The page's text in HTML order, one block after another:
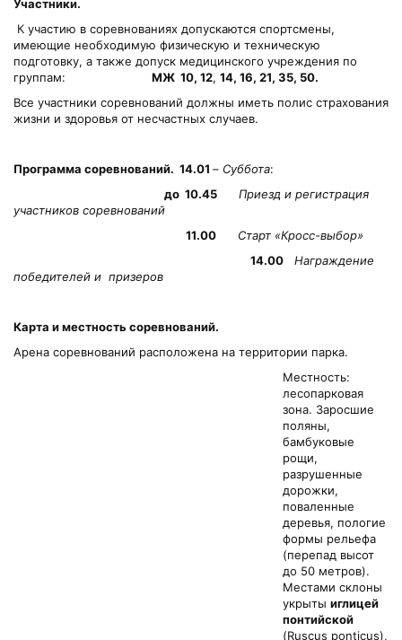
Участники.
К участию в соревнованиях допускаются спортсмены,
имеющие необходимую физическую и техническую
подготовку, а также допуск медицинского учреждения по
группам: МЖ 10, 12, 14, 16, 21, 35, 50.
Все участники соревнований должны иметь полис страхования
жизни и здоровья от несчастных случаев.
Программа соревнований. 14.01 – Суббота:
до 10.45
Приезд и регистрация
участников соревнований
11.00
Старт «Кросс-выбор»
14.00
Награждение
победителей и призеров
Карта и местность соревнований.
Арена соревнований расположена на территории парка.
Местность:
лесопарковая
зона. Заросшие
поляны,
бамбуковые
рощи,
разрушенные
дорожки,
поваленные
деревья, пологие
формы рельефа
(перепад высот
до 50 метров).
Местами склоны
укрыты иглицей
понтийской
(Ruscus ponticus),